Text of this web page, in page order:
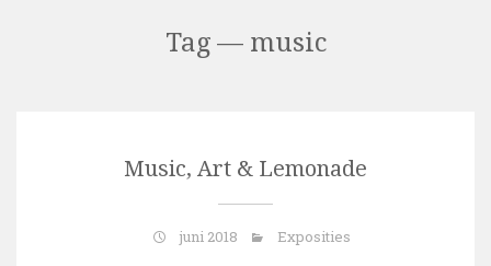
Tag — music
Music, Art & Lemonade
juni 2018 Exposities